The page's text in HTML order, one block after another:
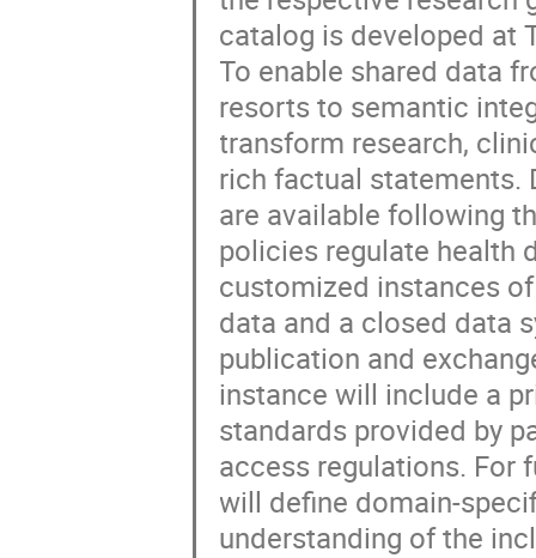
catalog is developed at
To enable shared data
resorts to semantic
transform research,
rich factual statements.
are available following
policies regulate health
customized instances
data and a closed data
publication and
instance will include a
standards provided by
access regulations. For
will define domain-
understanding of the